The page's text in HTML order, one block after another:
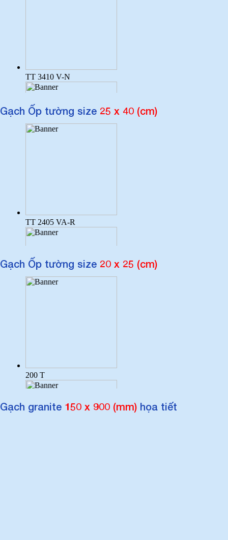
Gạch Ốp tường size 25 x 40 (cm)
Gạch Ốp tường size 20 x 25 (cm)
Gạch granite 150 x 900 (mm) họa tiết